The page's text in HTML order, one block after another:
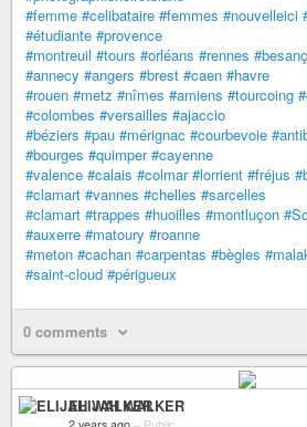
#femme #celibataire #femmes #nouvelleici
#étudiante #provence
#montreuil #tours #orléans #rennes
#annecy #angers #brest #caen #havre
#rouen #metz #nîmes #amiens #tourcoing
#colombes #versailles #ajaccio
#béziers #pau #mérignac #courbevoie
#bourges #quimper #cayenne
#valence #calais #colmar #lorrient #fréjus
#clamart #vannes #chelles #sarcelles
#clamart #trappes #huoilles #montluçon
#auxerre #matoury #roanne
#meton #cachan #carpentas #bègles
#saint-cloud #périgueux
0 comments
ELIJAH WALKER